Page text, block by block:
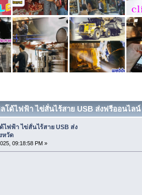
โด้ไฟฟ้า ไข่สั่นไร้สาย USB ส่งฟรีออนไล
ไฟฟ้า ไข่สั่นไร้สาย USB ส่ง
หวัด
09:18:58 PM »